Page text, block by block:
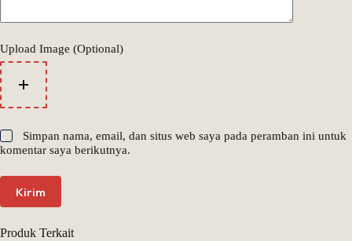
Upload Image (Optional)
Simpan nama, email, dan situs web saya pada peramban ini untuk
komentar saya berikutnya.
Kirim
Produk Terkait